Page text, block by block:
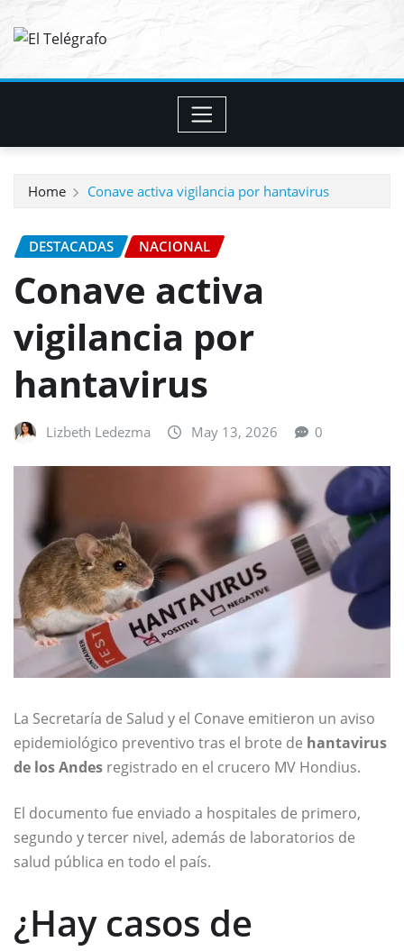
Home Conave activa vigilancia por hantavirus
DESTACADAS NACIONAL
Conave activa
vigilancia por
hantavirus
Lizbeth Ledezma May 13, 2026 0
La Secretaría de Salud y el Conave emitieron un aviso
epidemiológico preventivo tras el brote de hantavirus
de los Andes registrado en el crucero MV Hondius.
El documento fue enviado a hospitales de primero,
segundo y tercer nivel, además de laboratorios de
salud pública en todo el país.
¿Hay casos de